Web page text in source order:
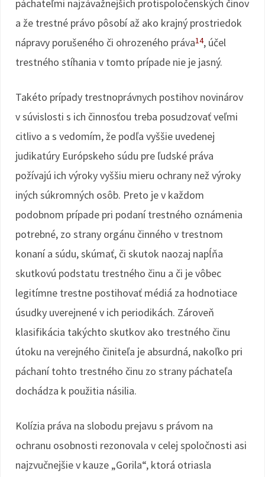
páchateľmi najzávažnejších protispoločenských činov
a že trestné právo pôsobí až ako krajný prostriedok
nápravy porušeného či ohrozeného práva14, účel
trestného stíhania v tomto prípade nie je jasný.
Takéto prípady trestnoprávnych postihov novinárov
v súvislosti s ich činnosťou treba posudzovať veľmi
citlivo a s vedomím, že podľa vyššie uvedenej
judikatúry Európskeho súdu pre ľudské práva
požívajú ich výroky vyššiu mieru ochrany než výroky
iných súkromných osôb. Preto je v každom
podobnom prípade pri podaní trestného oznámenia
potrebné, zo strany orgánu činného v trestnom
konaní a súdu, skúmať, či skutok naozaj napĺňa
skutkovú podstatu trestného činu a či je vôbec
legitímne trestne postihovať médiá za hodnotiace
úsudky uverejnené v ich periodikách. Zároveň
klasifikácia takýchto skutkov ako trestného činu
útoku na verejného činiteľa je absurdná, nakoľko pri
páchaní tohto trestného činu zo strany páchateľa
dochádza k použitia násilia.
Kolízia práva na slobodu prejavu s právom na
ochranu osobnosti rezonovala v celej spoločnosti asi
najzvučnejšie v kauze „Gorila“, ktorá otriasla